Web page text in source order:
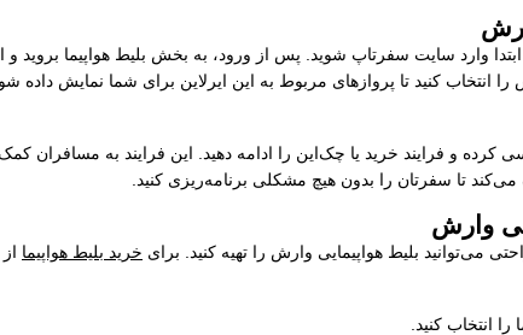
وارد سایت سفرتاپ شوید. پس از ورود، به بخش بلیط هواپیما بروید و
انتخاب کنید تا پروازهای مربوط به این ایرلاین برای شما نمایش
کرده و فرایند خرید یا چک‌این را ادامه دهید. این فرایند به مسافران
تا سفرتان را بدون هیچ مشکلی برنامه‌ریزی کنید.
وارش
می‌توانید بلیط هواپیمایی وارش را تهیه کنید. برای خرید بلیط هواپیما
انتخاب کنید.